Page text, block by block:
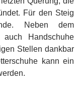
Für den Steig
Neben dem
Handschuhe
Stellen dankbar
kann ein